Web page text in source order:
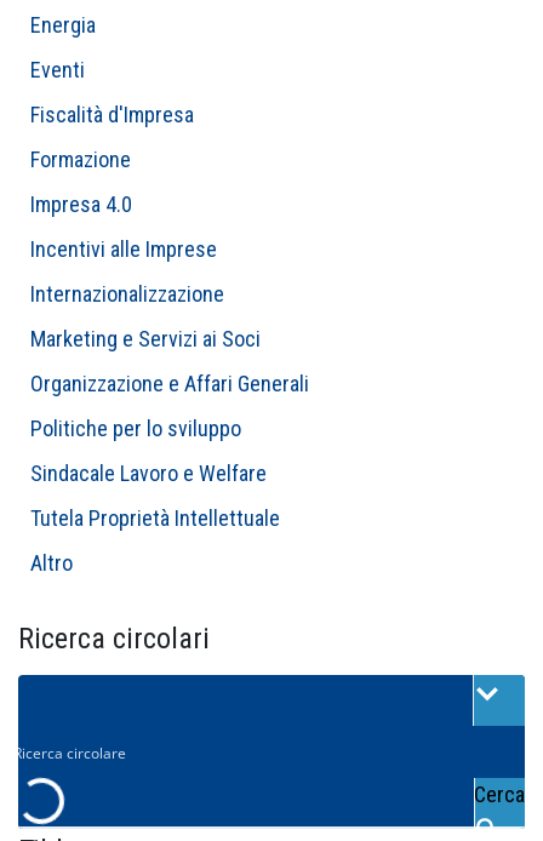
Energia
Eventi
Fiscalità d'Impresa
Formazione
Impresa 4.0
Incentivi alle Imprese
Internazionalizzazione
Marketing e Servizi ai Soci
Organizzazione e Affari Generali
Politiche per lo sviluppo
Sindacale Lavoro e Welfare
Tutela Proprietà Intellettuale
Altro
Ricerca circolari
Cerca